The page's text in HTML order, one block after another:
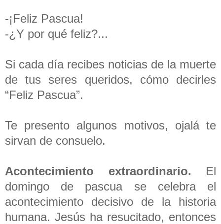
-¡Feliz Pascua!
-¿Y por qué feliz?...
Si cada día recibes noticias de la muerte
de tus seres queridos, cómo decirles
“Feliz Pascua”.
Te presento algunos motivos, ojalá te
sirvan de consuelo.
Acontecimiento extraordinario. El
domingo de pascua se celebra el
acontecimiento decisivo de la historia
humana. Jesús ha resucitado, entonces